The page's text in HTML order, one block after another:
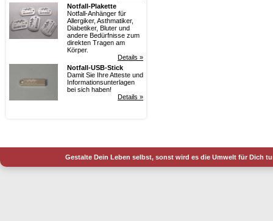
Notfall-Plakette
Notfall-Anhänger für
Allergiker, Asthmatiker,
Diabetiker, Bluter und
andere Bedürfnisse zum
direkten Tragen am
Körper.
Details »
Notfall-USB-Stick
Damit Sie Ihre Atteste und
Informationsunterlagen
bei sich haben!
Details »
Gestalte Dein Leben selbst, sonst wird es die Umwelt für Dich